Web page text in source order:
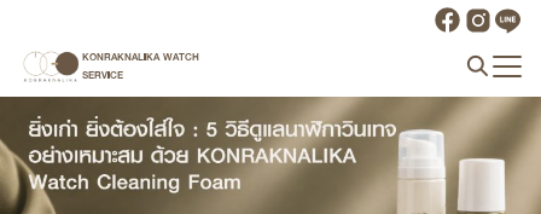
content
KONRAKNALIKA WATCH
SERVICE
Search
for: